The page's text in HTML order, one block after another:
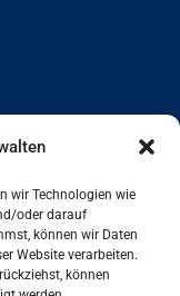
wir Technologien wie
oder darauf
können wir Daten
Website verarbeiten.
können